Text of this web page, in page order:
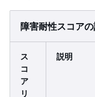
た
～
障害耐性スコア
ス
コ
ア
リ
説明